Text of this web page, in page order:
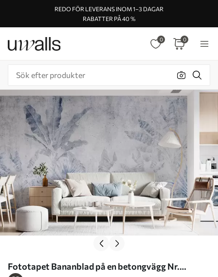
REDO FÖR LEVERANS INOM 1–3 DAGAR
RABATTER PÅ 40 %
0 0
Fototapet Bananblad på en betongvägg Nr.